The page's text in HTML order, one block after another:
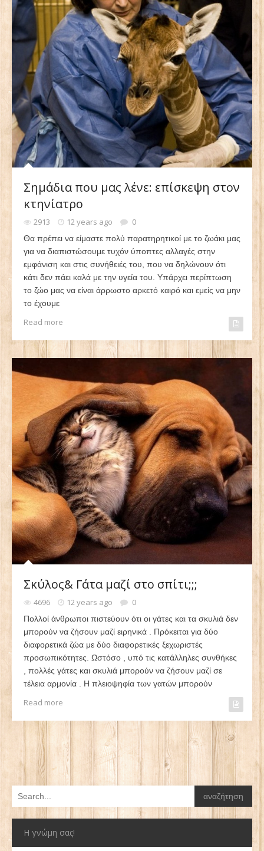
Σημάδια που μας λένε: επίσκεψη στον
κτηνίατρο
2913 12 years ago 0
Θα πρέπει να είμαστε πολύ παρατηρητικοί με το ζωάκι μας
για να διαπιστώσουμε τυχόν ύποπτες αλλαγές στην
εμφάνιση και στις συνήθειές του, που να δηλώνουν ότι
κάτι δεν πάει καλά με την υγεία του. Υπάρχει περίπτωση
το ζώο μας να είναι άρρωστο αρκετό καιρό και εμείς να μην
το έχουμε
Read more
Σκύλος& Γάτα μαζί στο σπίτι;;;
4696 12 years ago 0
Πολλοί άνθρωποι πιστεύουν ότι οι γάτες και τα σκυλιά δεν
μπορούν να ζήσουν μαζί ειρηνικά . Πρόκειται για δύο
διαφορετικά ζώα με δύο διαφορετικές ξεχωριστές
προσωπικότητες. Ωστόσο , υπό τις κατάλληλες συνθήκες
, πολλές γάτες και σκυλιά μπορούν να ζήσουν μαζί σε
τέλεια αρμονία . Η πλειοψηφία των γατών μπορούν
Read more
Η γνώμη σας!